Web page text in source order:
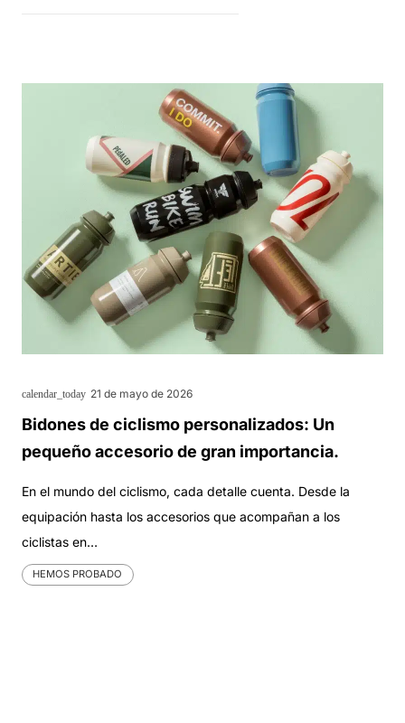
calendar_today 21 de mayo de 2026
Bidones de ciclismo personalizados: Un
pequeño accesorio de gran importancia.
En el mundo del ciclismo, cada detalle cuenta. Desde la
equipación hasta los accesorios que acompañan a los
ciclistas en…
HEMOS PROBADO